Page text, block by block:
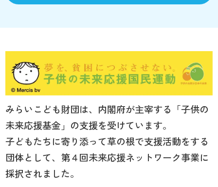
みらいこども財団は、内閣府が主宰する「子供の
未来応援基金」の支援を受けています。
子どもたちに寄り添って草の根で支援活動をする
団体として、第４回未来応援ネットワーク事業に
採択されました。